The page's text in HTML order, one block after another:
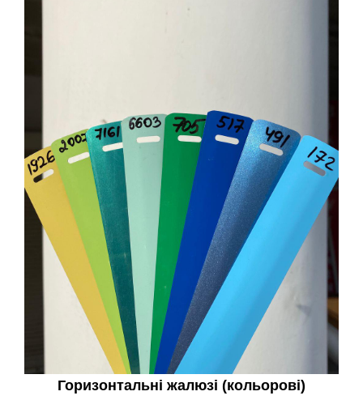
Горизонтальні жалюзі (кольорові)